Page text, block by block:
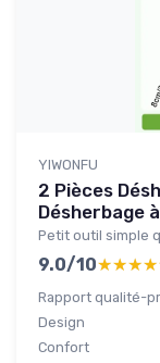
YIWONFU
2 Pièces
Désherbage
Petit outil simple
9.0/10
Rapport qualité-
Design
Confort